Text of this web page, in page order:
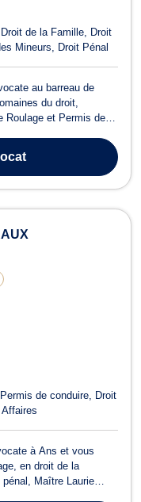
Droit de la Famille
Droit
Mineurs Droit Pénal
au barreau de
du droit,
Roulage et Permis de
dans les
de conduire
Droit
à Ans et vous
en droit de la
Maître Laurie